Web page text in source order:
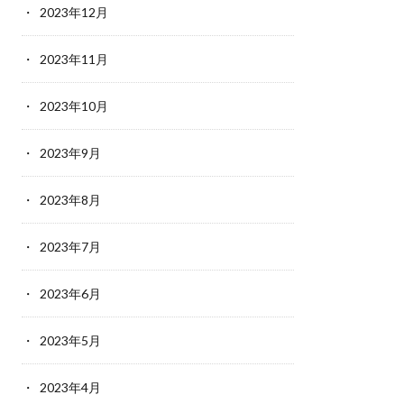
2023年12月
2023年11月
2023年10月
2023年9月
2023年8月
2023年7月
2023年6月
2023年5月
2023年4月